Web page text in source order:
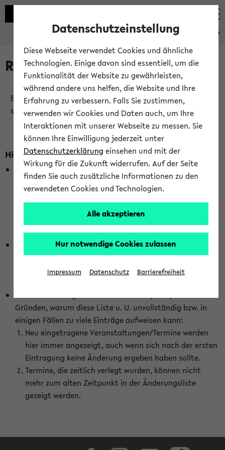
eKVV
Raumänderungen
Es wurden keine Raumänderungen an jetzt
stattfindenden Veranstaltungen gefunden!
Hinweise zur Liste der Raumänderungen
In dieser Liste werden nur Veranstaltungstermine
berücksichtigt, die gerade oder innerhalb der nächsten 2
Stunden stattfinden. Berücksichtigt werden nur Termine,
wurden. Die Anzeige ist semesterübergreifend und nicht
abhängig vom im eKVV gewählten Semester.
Die hier gezeigte Liste von Raumänderungen kann nur
vollständig sein, wenn den Fakultäten von den Lehrenden
die Änderungen zeitnah mitgeteilt und diese Änderungen
Gründen, warum diese Liste u. U. unvollständig bzw. in
einigen Fällen zu viele Einträge aufweisen kann:
Neu eingetragene Veranstaltungen/Termine werden
hier immer angezeigt, auch wenn sich nach der ersten
Eintragung keine Änderung ergeben haben sollte.
Termine, die zeitlich verlegt wurden, können nicht
mehr zum alten Zeitpunkt in der Änderungsliste
gezeigt werden.
Datenschutzeinstellung
Diese Webseite verwendet Cookies und ähnliche
Technologien. Einige davon sind essentiell, um die
Funktionalität der Website zu gewährleisten,
während andere uns helfen, die Website und Ihre
Erfahrung zu verbessern. Falls Sie zustimmen,
verwenden wir Cookies und Daten auch, um Ihre
Interaktionen mit unserer Webseite zu messen. Sie
können Ihre Einwilligung jederzeit unter
Datenschutzerklärung einsehen und mit der
Wirkung für die Zukunft widerrufen. Auf der Seite
finden Sie auch zusätzliche Informationen zu den
verwendeten Cookies und Technologien.
Alle akzeptieren
Nur notwendige Cookies zulassen
Impressum Datenschutz Barrierefreiheit